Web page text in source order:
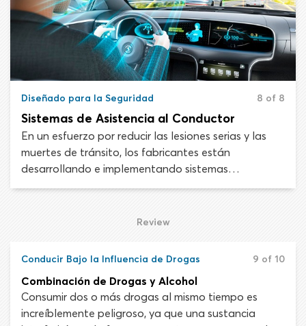
Diseñado para la Seguridad 8 of 8
Sistemas de Asistencia al Conductor
En un esfuerzo por reducir las lesiones serias y las
muertes de tránsito, los fabricantes están
desarrollando e implementando sistemas
computarizados de asistencia al conductor que le
control del vehículo y percepción de peligros. Menos
Review
Conducir Bajo la Influencia de Drogas 9 of 10
Combinación de Drogas y Alcohol
Consumir dos o más drogas al mismo tiempo es
increíblemente peligroso, ya que una sustancia